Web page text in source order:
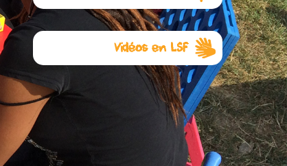
L'égalité commence avec les
jouets. Visitez notre autre site :
Vidéos en LSF
quelques règles de jeux en
Langue des Signes Française
pour lesquelles l’association a
collaboré